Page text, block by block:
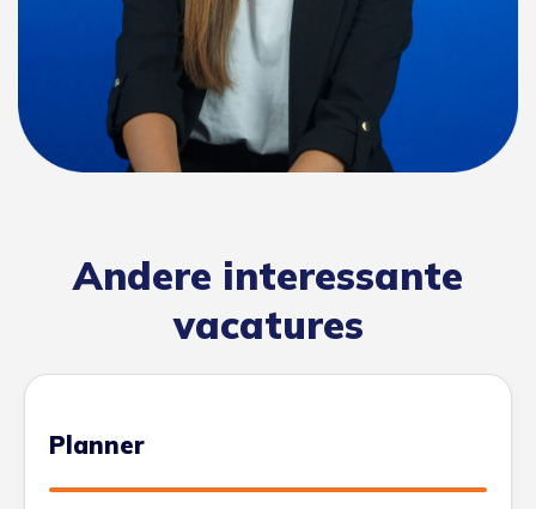
Andere interessante
vacatures
Planner